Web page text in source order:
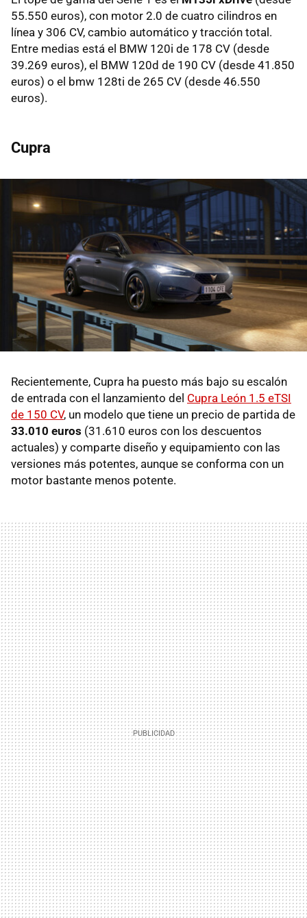
55.550 euros), con motor 2.0 de cuatro cilindros en
línea y 306 CV, cambio automático y tracción total.
Entre medias está el BMW 120i de 178 CV (desde
39.269 euros), el BMW 120d de 190 CV (desde 41.850
euros) o el bmw 128ti de 265 CV (desde 46.550
euros).
Cupra
Recientemente, Cupra ha puesto más bajo su escalón
de entrada con el lanzamiento del Cupra León 1.5 eTSI
de 150 CV, un modelo que tiene un precio de partida de
33.010 euros (31.610 euros con los descuentos
actuales) y comparte diseño y equipamiento con las
versiones más potentes, aunque se conforma con un
motor bastante menos potente.